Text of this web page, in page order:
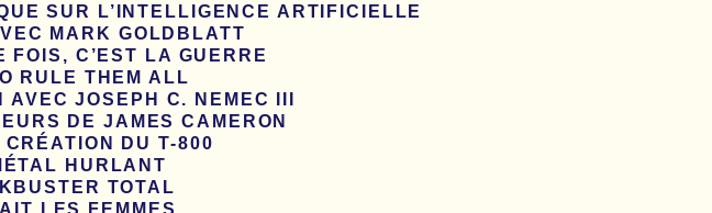
SUR L’INTELLIGENCE ARTIFICIELLE
MARK GOLDBLATT
C’EST LA GUERRE
RULE THEM ALL
JOSEPH C. NEMEC III
DE JAMES CAMERON
DU T-800
HURLANT
TOTAL
LES FEMMES